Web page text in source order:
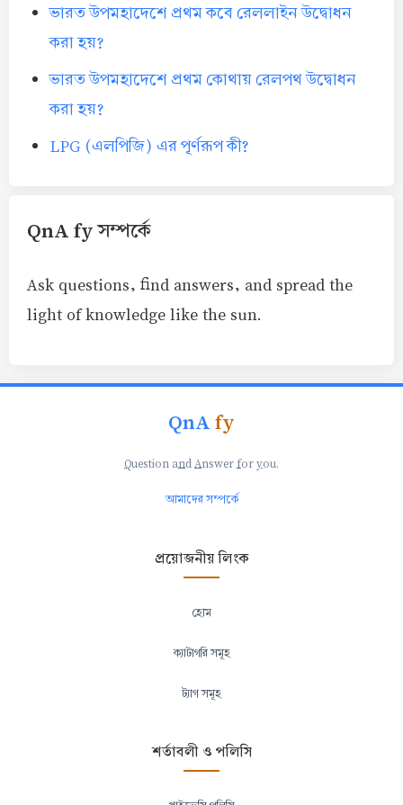
ভারত উপমহাদেশে প্রথম কবে রেললাইন উদ্বোধন
করা হয়?
ভারত উপমহাদেশে প্রথম কোথায় রেলপথ উদ্বোধন
করা হয়?
LPG (এলপিজি) এর পূর্ণরূপ কী?
QnA fy সম্পর্কে
Ask questions, find answers, and spread the
light of knowledge like the sun.
QnAfy
Question andAnswer foryou.
আমাদের সম্পর্কে
প্রয়োজনীয় লিংক
হোম
ক্যাটাগরি সমূহ
ট্যাগ সমূহ
শর্তাবলী ও পলিসি